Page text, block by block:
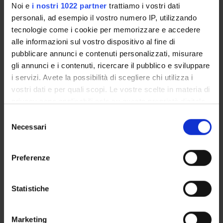
Noi e i nostri 1022 partner trattiamo i vostri dati
personali, ad esempio il vostro numero IP, utilizzando
tecnologie come i cookie per memorizzare e accedere
alle informazioni sul vostro dispositivo al fine di
pubblicare annunci e contenuti personalizzati, misurare
gli annunci e i contenuti, ricercare il pubblico e sviluppare
i servizi. Avete la possibilità di scegliere chi utilizza i
vostri dati e per quali scopi. Le vostre scelte in materia di
modificare o revocare il proprio consenso in qualsiasi
momento dalla Dichiarazione sui cookie o facendo clic
raccogliere informazioni sulla tua posizione
geografica, con un'approssimazione di qualche
delNecessari
Preferenze
Statistiche
Marketing
Giorgio Berton
Gabriela Constantin
Professore ordinario
Carlo Laudanna
Professore ordinario
Immunology (DM)
Microscopy